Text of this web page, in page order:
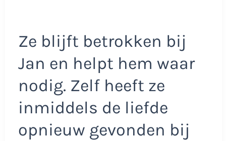
Ze blijft betrokken bij
Jan en helpt hem waar
nodig. Zelf heeft ze
inmiddels de liefde
opnieuw gevonden bij